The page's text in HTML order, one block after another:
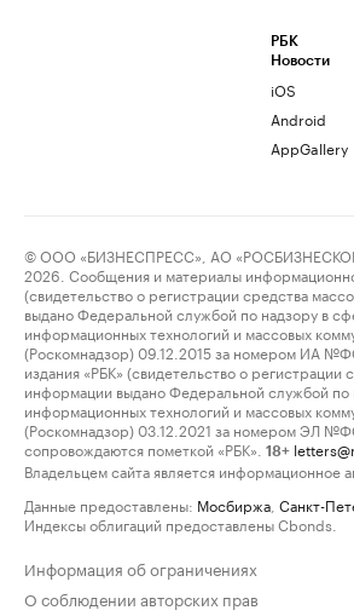
РБК
Новости
iOS
Android
AppGallery
© ООО «БИЗНЕСПРЕСС», АО
2026. Сообщения и материалы
(свидетельство о регистрации средства
выдано Федеральной службой по надзору в
информационных технологий и массовых
(Роскомнадзор) 09.12.2015 за номером ИА
издания «РБК» (свидетельство о регистрации
информации выдано Федеральной службой по
информационных технологий и массовых
(Роскомнадзор) 03.12.2021 за номером ЭЛ
сопровождаются пометкой «РБК».
18+
Владельцем сайта является информационное
Данные предоставлены: Мосбиржа Санкт-
Индексы облигаций предоставлены Cbonds.
Информация об ограничениях
О соблюдении авторских прав